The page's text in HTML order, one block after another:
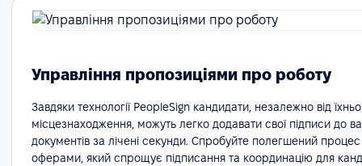
Управління пропозиціями про роботу
Завдяки технології PeopleSign кандидати, незалежно від
місцезнаходження, можуть легко додавати свої підписи до
документів за лічені секунди. Спробуйте полегшений процес
оферами, який спрощує підписання та координацію для